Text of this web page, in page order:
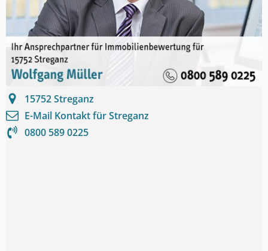
15752Streganz
E-Mail Kontakt fürStreganz
0800 589 0225